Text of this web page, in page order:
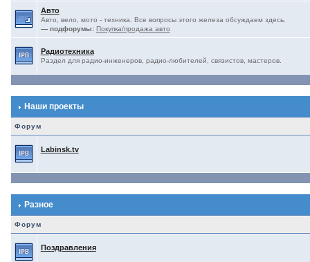
Авто
Авто, вело, мото - техника. Все вопросы этого железа обсуждаем здесь.
— подфорумы: Покупка/продажа авто
Радиотехника
Раздел для радио-инженеров, радио-любителей, связистов, мастеров.
Наши проекты
Форум
Labinsk.tv
Разное
Форум
Поздравления